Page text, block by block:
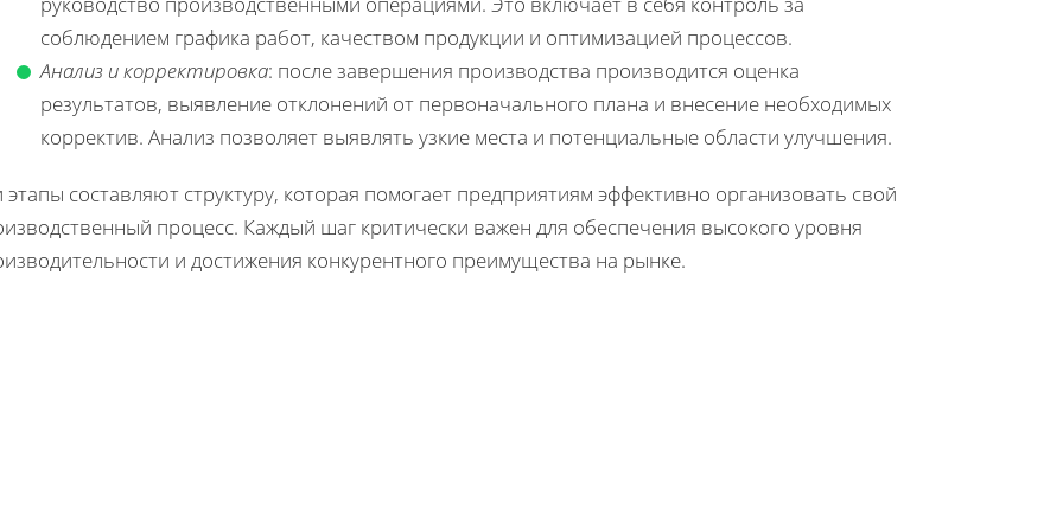
соблюдением графика работ, качеством продукции и оптимизацией процессов.
Анализ и корректировка: после завершения производства производится оценка
результатов, выявление отклонений от первоначального плана и внесение необходимых
корректив. Анализ позволяет выявлять узкие места и потенциальные области улучшения.
этапы составляют структуру, которая помогает предприятиям эффективно организовать свой
процесс. Каждый шаг критически важен для обеспечения высокого уровня
и достижения конкурентного преимущества на рынке.